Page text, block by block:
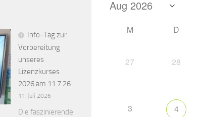
M D
27 28
3 4
Info-Tag zur
Vorbereitung
unseres
Lizenzkurses
2026 am 11.7.26
11. Juli 2026
Die faszinierende